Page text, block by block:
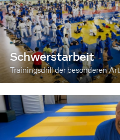
Schwerstarbeit
Trainingsdrill der besonderen